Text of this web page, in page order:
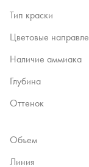
Тип краски
Цветовые
Наличие аммиака
Глубина
Оттенок
Объем
Линия